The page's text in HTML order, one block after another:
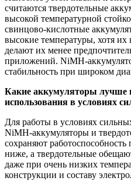
считаются твердотельные
высокой температурной
свинцово-кислотные
высокие температуры, хотя их
делают их менее
приложений. NiMH-
стабильность при широком
Какие аккумуляторы лучше
использования в условиях
Для работы в условиях
NiMH-аккумуляторы и
сохраняют
ниже, а твердотельные
даже при очень низких
конструкции и составу